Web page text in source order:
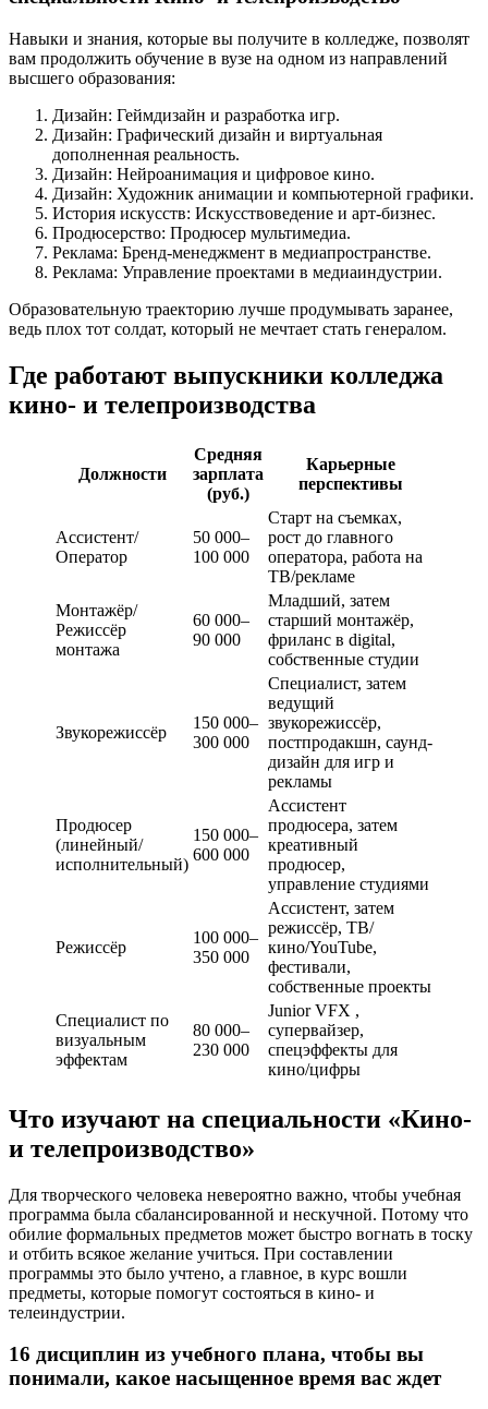
Навыки и знания, которые вы получите в колледже, позволят
вам продолжить обучение в вузе на одном из направлений
высшего образования:
Дизайн: Геймдизайн и разработка игр.
Дизайн: Графический дизайн и виртуальная
дополненная реальность.
Дизайн: Нейроанимация и цифровое кино.
Дизайн: Художник анимации и компьютерной графики.
История искусств: Искусствоведение и арт-бизнес.
Продюсерство: Продюсер мультимедиа.
Реклама: Бренд-менеджмент в медиапространстве.
Реклама: Управление проектами в медиаиндустрии.
Образовательную траекторию лучше продумывать заранее,
ведь плох тот солдат, который не мечтает стать генералом.
Где работают выпускники колледжа
кино- и телепроизводства
Должности
Средняя
зарплата
(руб.)
Карьерные
перспективы
Ассистент/
Оператор
50 000–
100 000
Старт на съемках,
рост до главного
оператора, работа на
ТВ/рекламе
Монтажёр/
Режиссёр
монтажа
60 000–
90 000
Младший, затем
старший монтажёр,
фриланс в digital,
собственные студии
Звукорежиссёр
150 000–
300 000
Специалист, затем
ведущий
звукорежиссёр,
постпродакшн, саунд-
дизайн для игр и
рекламы
Продюсер
(линейный/
исполнительный)
150 000–
600 000
Ассистент
продюсера, затем
креативный
продюсер,
управление студиями
Режиссёр
100 000–
350 000
Ассистент, затем
режиссёр, ТВ/
кино/YouTube,
фестивали,
собственные проекты
Специалист по
визуальным
эффектам
80 000–
230 000
Junior VFX ,
супервайзер,
спецэффекты для
кино/цифры
Что изучают на специальности «Кино-
и телепроизводство»
Для творческого человека невероятно важно, чтобы учебная
программа была сбалансированной и нескучной. Потому что
обилие формальных предметов может быстро вогнать в тоску
и отбить всякое желание учиться. При составлении
программы это было учтено, а главное, в курс вошли
предметы, которые помогут состояться в кино- и
телеиндустрии.
16 дисциплин из учебного плана, чтобы вы
понимали, какое насыщенное время вас ждет